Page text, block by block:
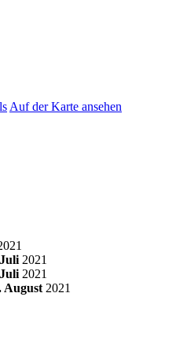
Auf der Karte ansehen
2021
2021
August 2021